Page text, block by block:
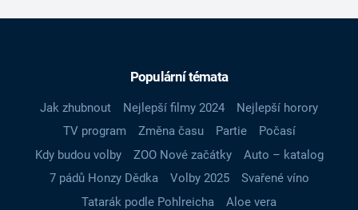
Populární témata
Jak zhubnout Nejlepší filmy 2024
Nejlepší horory
TV program
Změna času Partie
Počasí
Kdy budou volby
ZOO Nové začátky
Auto – katalog
7 pádů Honzy Dědka
Volby 2025
Svařené víno
Tatarák podle Pohlreicha
Aloe vera